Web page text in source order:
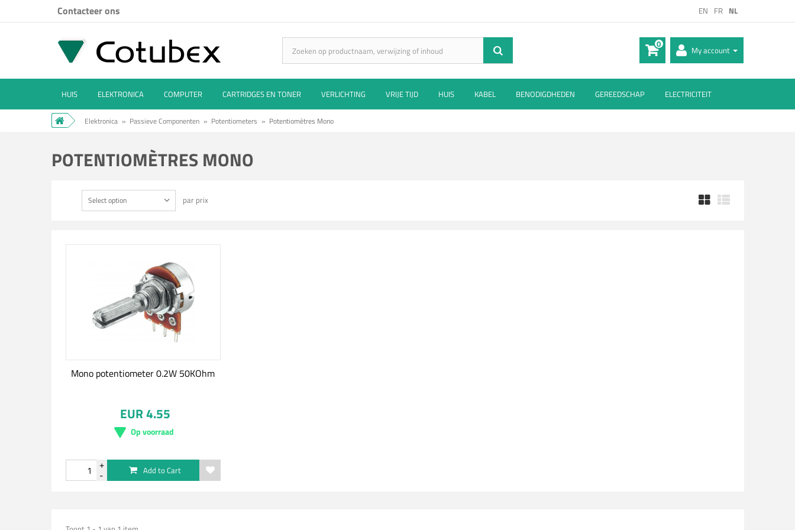
EN FR NL
Contacteer ons
My account
0
HUIS ELEKTRONICA COMPUTER CARTRIDGES EN TONER VERLICHTING VRIJE TIJD HUIS KABEL BENODIGDHEDEN GEREEDSCHAP ELECTRICITEIT
Elektronica » Passieve Componenten » Potentiometers » Potentiomètres Mono
POTENTIOMÈTRES MONO
Select option par prix
Mono potentiometer 0.2W 50KOhm
EUR 4.55
Op voorraad
Add to Cart